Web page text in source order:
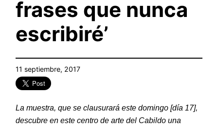
frases que nunca
escribiré’
11 septiembre, 2017
La muestra, que se clausurará este domingo [día 17],
descubre en este centro de arte del Cabildo una